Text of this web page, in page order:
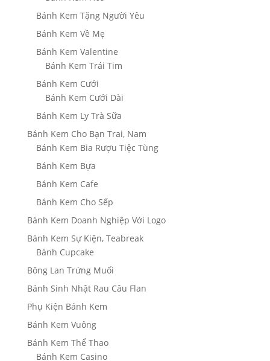
Bánh Kem Tặng Người Yêu
Bánh Kem Về Mẹ
Bánh Kem Valentine
Bánh Kem Trái Tim
Bánh Kem Cưới
Bánh Kem Cưới Dài
Bánh Kem Ly Trà Sữa
Bánh Kem Cho Bạn Trai, Nam
Bánh Kem Bia Rượu Tiệc Tùng
Bánh Kem Bựa
Bánh Kem Cafe
Bánh Kem Cho Sếp
Bánh Kem Doanh Nghiệp Với Logo
Bánh Kem Sự Kiện, Teabreak
Bánh Cupcake
Bông Lan Trứng Muối
Bánh Sinh Nhật Rau Câu Flan
Phụ Kiện Bánh Kem
Bánh Kem Vuông
Bánh Kem Thể Thao
Bánh Kem Casino